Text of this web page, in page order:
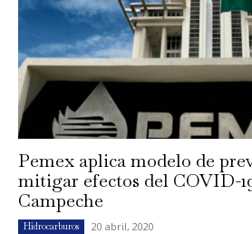
Pemex aplica modelo de
mitigar efectos del COVID-
Campeche
Hidrocarburos 20 abril, 2020